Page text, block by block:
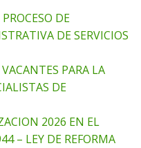
DE
DE SERVICIOS
PARA LA
DE
2026 EN EL
– LEY DE REFORMA